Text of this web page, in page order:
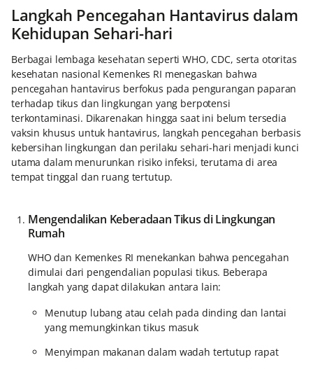
Langkah Pencegahan Hantavirus dalam
Kehidupan Sehari-hari
Berbagai lembaga kesehatan seperti WHO, CDC, serta otoritas
kesehatan nasional Kemenkes RI menegaskan bahwa
pencegahan hantavirus berfokus pada pengurangan paparan
terhadap tikus dan lingkungan yang berpotensi
terkontaminasi. Dikarenakan hingga saat ini belum tersedia
vaksin khusus untuk hantavirus, langkah pencegahan berbasis
kebersihan lingkungan dan perilaku sehari-hari menjadi kunci
utama dalam menurunkan risiko infeksi, terutama di area
tempat tinggal dan ruang tertutup.
Mengendalikan Keberadaan Tikus di Lingkungan
Rumah
WHO dan Kemenkes RI menekankan bahwa pencegahan
dimulai dari pengendalian populasi tikus. Beberapa
langkah yang dapat dilakukan antara lain:
Menutup lubang atau celah pada dinding dan lantai
yang memungkinkan tikus masuk
Menyimpan makanan dalam wadah tertutup rapat